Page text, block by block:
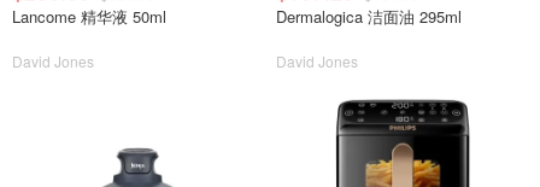
Lancome 精华液 50ml
David Jones
Dermalogica 洁面油 295ml
David Jones